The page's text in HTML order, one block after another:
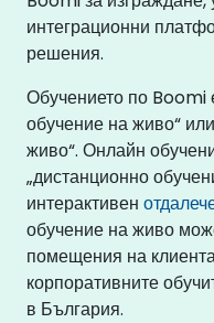
интеграционни
решения.
Обучението по Boomi
обучение на живо“
живо“. Онлайн
„дистанционно
интерактивен
обучение на живо
помещения на
корпоративните
в България.